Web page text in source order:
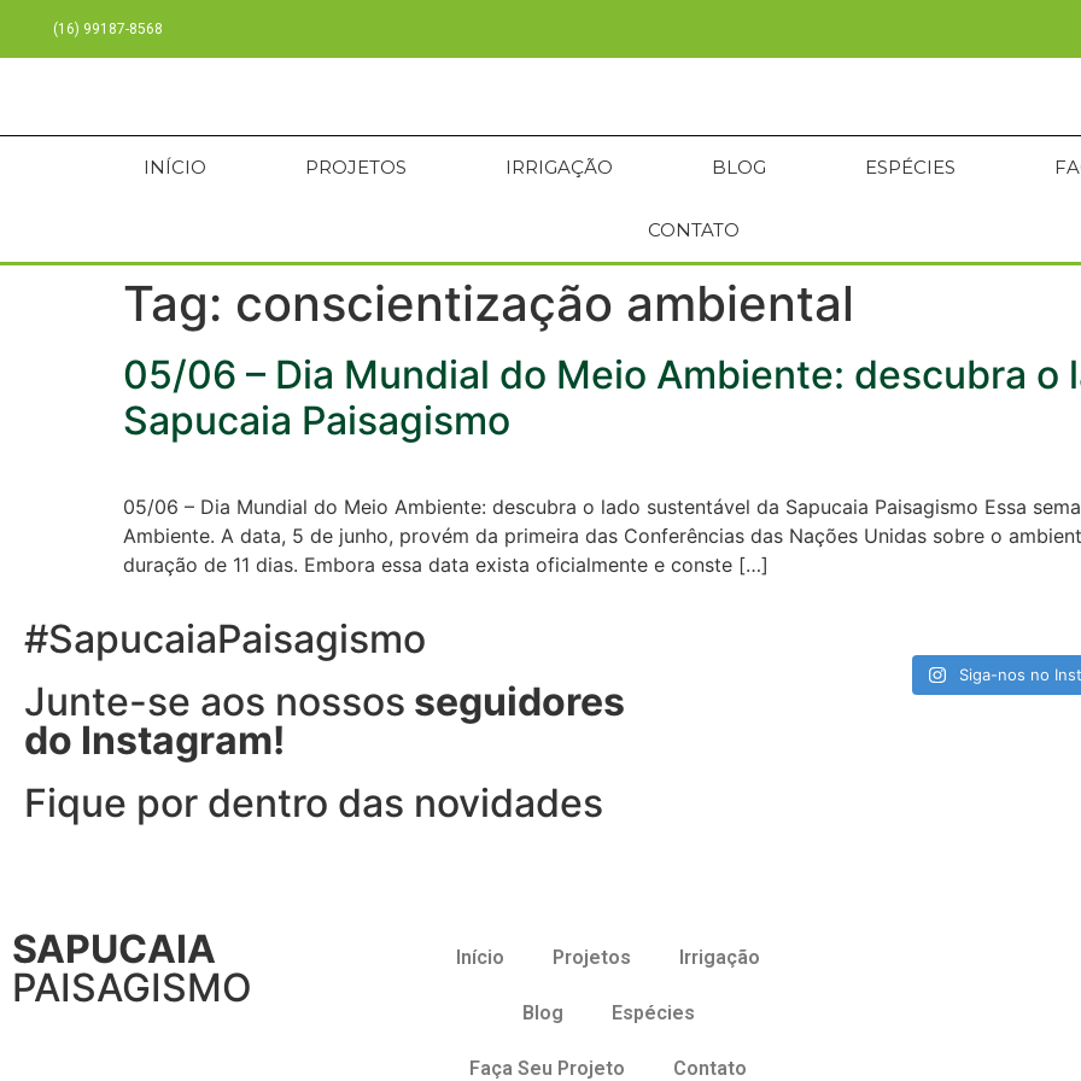
(16) 99187-8568
INÍCIO PROJETOS IRRIGAÇÃO BLOG ESPÉCIES
CONTATO
Tag: conscientização ambiental
05/06 – Dia Mundial do Meio Ambiente: descubra o
Sapucaia Paisagismo
05/06 – Dia Mundial do Meio Ambiente: descubra o lado sustentável da Sapucaia Paisagismo Essa
Ambiente. A data, 5 de junho, provém da primeira das Conferências das Nações Unidas sobre o
duração de 11 dias. Embora essa data exista oficialmente e conste […]
#SapucaiaPaisagismo
Junte-se aos nossos seguidores
do Instagram!
Fique por dentro das novidades
Siga-nos no
SAPUCAIA
PAISAGISMO
Início Projetos Irrigação
Blog Espécies
Faça Seu Projeto Contato